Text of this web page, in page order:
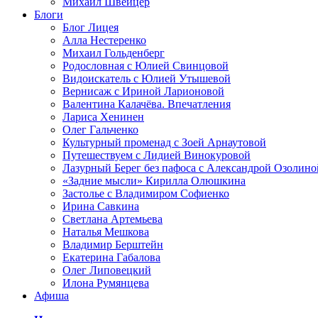
Блоги
Блог Лицея
Алла Нестеренко
Михаил Гольденберг
Родословная с Юлией Свинцовой
Видоискатель с Юлией Утышевой
Вернисаж с Ириной Ларионовой
Валентина Калачёва. Впечатления
Лариса Хенинен
Олег Гальченко
Культурный променад с Зоей Арнаутовой
Путешествуем с Лидией Винокуровой
Лазурный Берег без пафоса с Александрой
«Задние мысли» Кирилла Олюшкина
Застолье с Владимиром Софиенко
Ирина Савкина
Светлана Артемьева
Наталья Мешкова
Владимир Берштейн
Екатерина Габалова
Олег Липовецкий
Илона Румянцева
Афиша